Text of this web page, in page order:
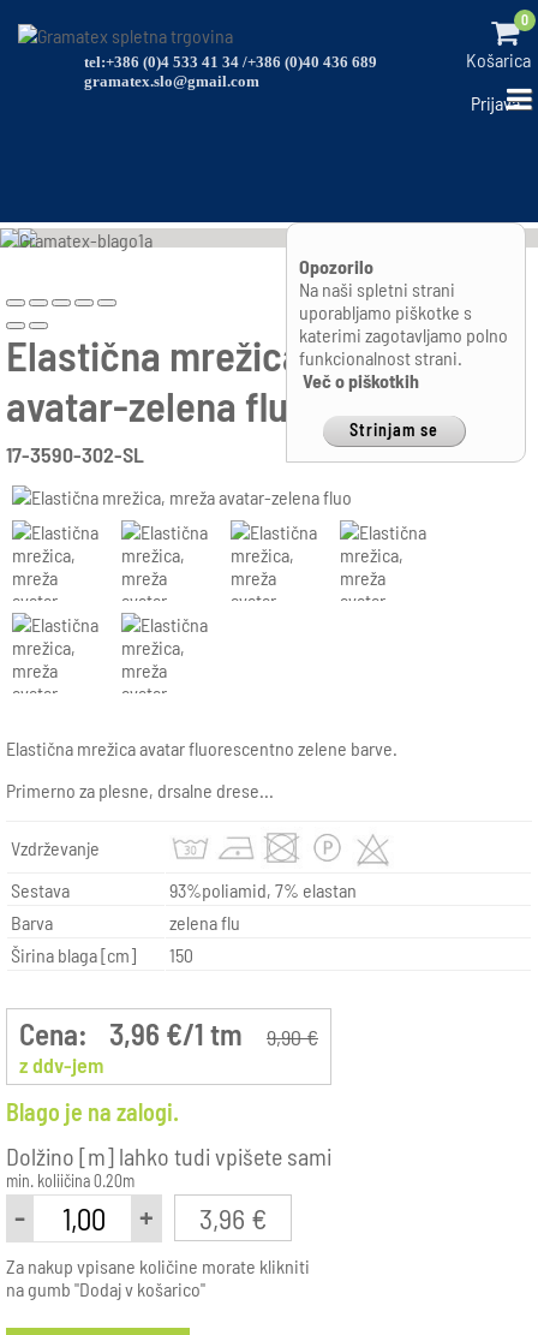
Opozorilo
Na naši spletni strani
uporabljamo piškotke s
katerimi zagotavljamo polno
funkcionalnost strani.
Več o piškotkih
Strinjam se
tel:+386 (0)4 533 41 34 /+386 (0)40 436 689
gramatex.slo@gmail.com
Košarica
0
Prijava
Elastična mrežica, mreža
avatar-zelena fluo
17-3590-302-SL
Elastična mrežica avatar fluorescentno zelene barve.
Primerno za plesne, drsalne drese...
Vzdrževanje
Sestava
93%poliamid, 7% elastan
Barva
zelena flu
Širina blaga [cm]
150
Cena:
z ddv-jem
3,96 €/1 tm 9,90 €
Blago je na zalogi.
Dolžino [m] lahko tudi vpišete sami
min. koliičina 0.20m
- + 3,96 €
Za nakup vpisane količine morate klikniti
na gumb "Dodaj v košarico"